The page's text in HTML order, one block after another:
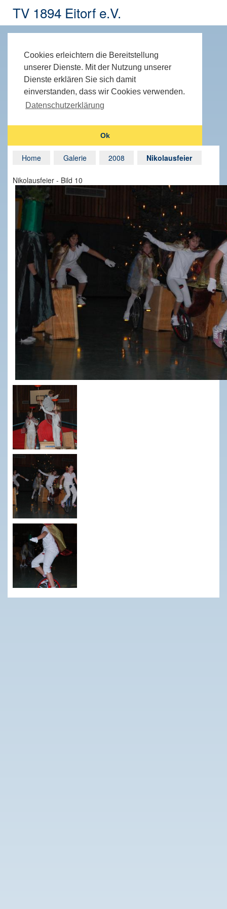
TV 1894 Eitorf e.V.
Cookies erleichtern die Bereitstellung
unserer Dienste. Mit der Nutzung unserer
Dienste erklären Sie sich damit
einverstanden, dass wir Cookies verwenden.
Datenschutzerklärung
Ok
Home Galerie 2008 Nikolausfeier
Nikolausfeier - Bild 10